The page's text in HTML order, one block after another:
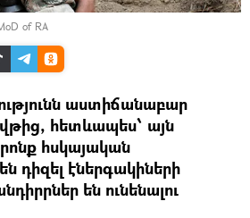
of RA
աստիճանաբար
հետևապես՝ այն
հսկայական
դիզել էներգակիների
են ունենալու